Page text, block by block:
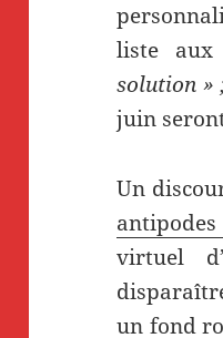
liste aux
solution »
juin
Un
virtuel
un fond